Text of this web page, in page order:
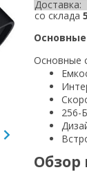
Доставка:
со склада
Основные
256-
Обзор